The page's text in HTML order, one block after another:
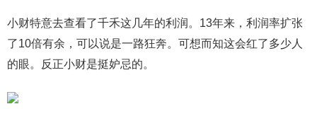
小财特意去查看了千禾这几年的利润。13年来，利润率扩张
了10倍有余，可以说是一路狂奔。可想而知这会红了多少人
的眼。反正小财是挺妒忌的。